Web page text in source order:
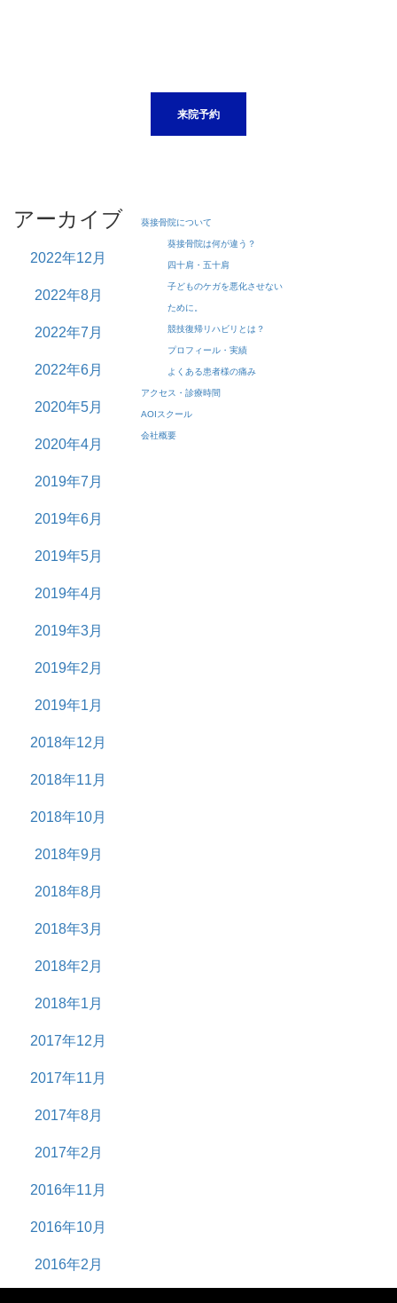
来院予約
アーカイブ
2022年12月
2022年8月
2022年7月
2022年6月
2020年5月
2020年4月
2019年7月
2019年6月
2019年5月
2019年4月
2019年3月
2019年2月
2019年1月
2018年12月
2018年11月
2018年10月
2018年9月
2018年8月
2018年3月
2018年2月
2018年1月
2017年12月
2017年11月
2017年8月
2017年2月
2016年11月
2016年10月
2016年2月
葵接骨院について
葵接骨院は何が違う？
四十肩・五十肩
子どものケガを悪化させない
ために。
競技復帰リハビリとは？
プロフィール・実績
よくある患者様の痛み
アクセス・診療時間
AOIスクール
会社概要